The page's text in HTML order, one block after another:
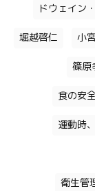
ドウェイン
堀越啓仁 小
篠原
食の安
運動時
衛生管